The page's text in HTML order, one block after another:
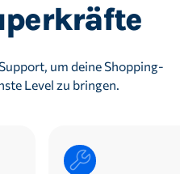
um deine Shopping-
Level zu bringen.